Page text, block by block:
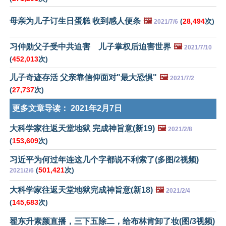
母亲为儿子订生日蛋糕 收到感人便条 🖼️ 2021/7/6 (28,494次)
习仲勋父子受中共迫害 儿子掌权后迫害世界 🖼️ 2021/7/10
(452,013次)
儿子奇迹存活 父亲靠信仰面对"最大恐惧" 🖼️ 2021/7/2
(27,737次)
更多文章导读： 2021年2月7日
大科学家往返天堂地狱 完成神旨意(新19) 🖼️ 2021/2/8
(153,609次)
习近平为何过年连这几个字都说不利索了(多图/2视频)
2021/2/6 (501,421次)
大科学家往返天堂地狱完成神旨意(新18) 🖼️ 2021/2/4
(145,683次)
翟东升素颜直播，三下五除二，给布林肯卸了妆(图/3视频)